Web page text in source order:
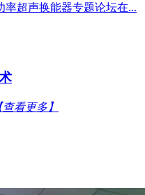
率超声换能器专题论坛在...
查看更多】